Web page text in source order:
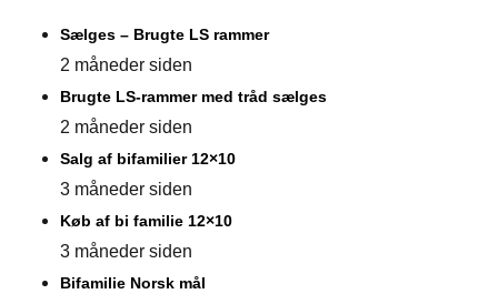
Sælges – Brugte LS rammer
2 måneder siden
Brugte LS-rammer med tråd sælges
2 måneder siden
Salg af bifamilier 12×10
3 måneder siden
Køb af bi familie 12×10
3 måneder siden
Bifamilie Norsk mål